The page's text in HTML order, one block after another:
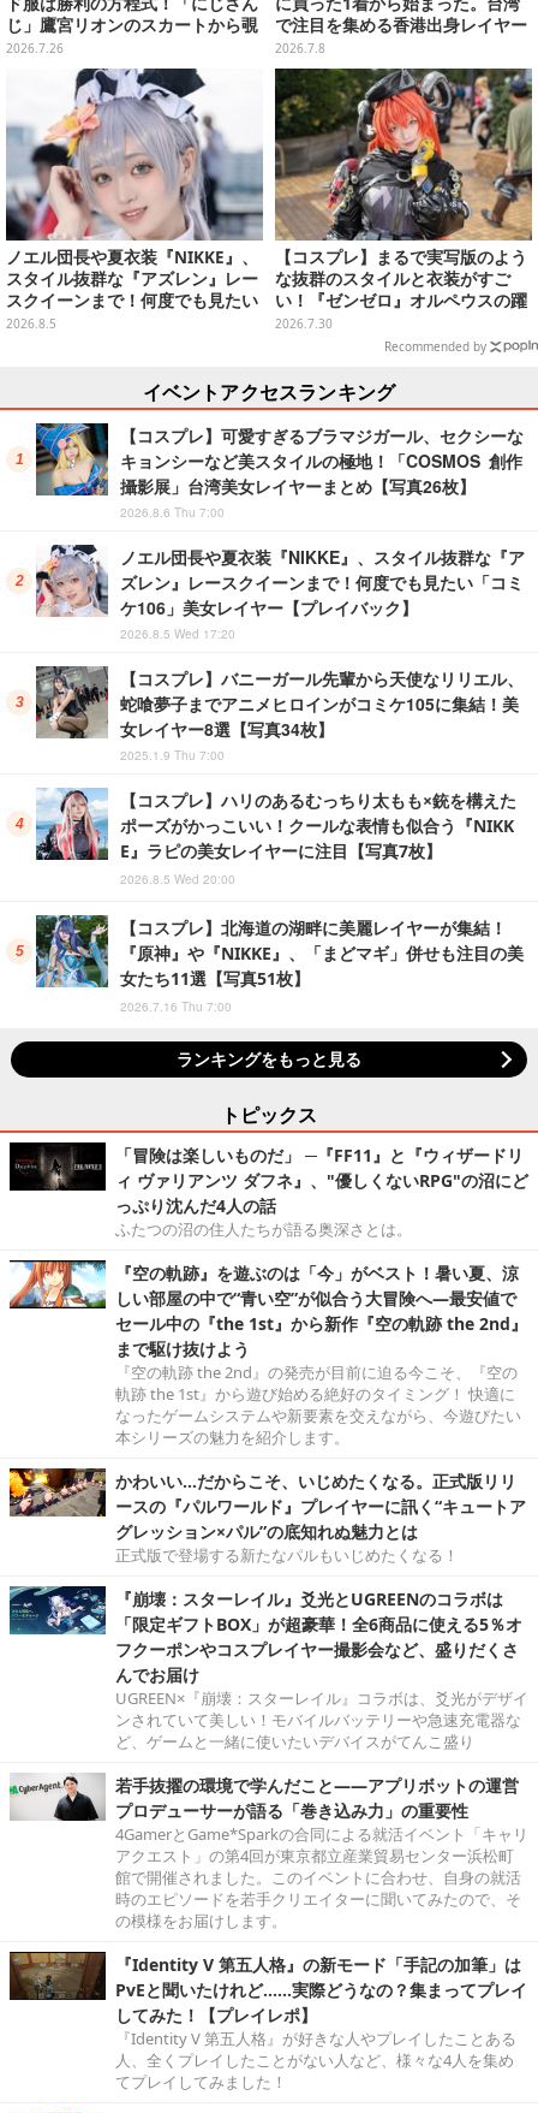
じ」鷹宮リオンのスカートから覗
く絶対領域が萌え度高し【写真9
2026.7.26
で注目を集める香港出身レイヤー
「小楠」の原点と今を聞いた【写
真32枚】
2026.7.8
ノエル団長や夏衣装『NIKKE』、
スタイル抜群な『アズレン』レー
スクイーンまで！何度でも見たい
「コミケ106」美女レイヤー【プ
2026.8.5
【コスプレ】まるで実写版のよう
な抜群のスタイルと衣装がすご
い！『ゼンゼロ』オルペウスの躍
動感溢れるポーズで魅せる美女レ
イヤー【写真8枚】
2026.7.30
Recommended by
イベントアクセスランキング
【コスプレ】可愛すぎるブラマジガール、セクシーな
キョンシーなど美スタイルの極地！「COSMOS 創作
攝影展」台湾美女レイヤーまとめ【写真26枚】
2026.8.6 Thu 7:00
ノエル団長や夏衣装『NIKKE』、スタイル抜群な『ア
ズレン』レースクイーンまで！何度でも見たい「コミ
ケ106」美女レイヤー【プレイバック】
2026.8.5 Wed 17:20
【コスプレ】バニーガール先輩から天使なリリエル、
蛇喰夢子までアニメヒロインがコミケ105に集結！美
女レイヤー8選【写真34枚】
2025.1.9 Thu 7:00
【コスプレ】ハリのあるむっちり太もも×銃を構えた
ポーズがかっこいい！クールな表情も似合う『NIKK
E』ラピの美女レイヤーに注目【写真7枚】
2026.8.5 Wed 20:00
【コスプレ】北海道の湖畔に美麗レイヤーが集結！
『原神』や『NIKKE』、「まどマギ」併せも注目の美
女たち11選【写真51枚】
2026.7.16 Thu 7:00
ランキングをもっと見る
トピックス
「冒険は楽しいものだ」 ─『FF11』と『ウィザードリ
ィ ヴァリアンツ ダフネ』、"優しくないRPG"の沼にど
っぷり沈んだ4人の話
ふたつの沼の住人たちが語る奥深さとは。
『空の軌跡』を遊ぶのは「今」がベスト！暑い夏、涼
しい部屋の中で“青い空”が似合う大冒険へ―最安値で
セール中の『the 1st』から新作『空の軌跡 the 2nd』
まで駆け抜けよう
『空の軌跡 the 2nd』の発売が目前に迫る今こそ、『空の
軌跡 the 1st』から遊び始める絶好のタイミング！ 快適に
なったゲームシステムや新要素を交えながら、今遊びたい
本シリーズの魅力を紹介します。
かわいい…だからこそ、いじめたくなる。正式版リリ
ースの『パルワールド』プレイヤーに訊く“キュートア
グレッション×パル”の底知れぬ魅力とは
正式版で登場する新たなパルもいじめたくなる！
『崩壊：スターレイル』爻光とUGREENのコラボは
「限定ギフトBOX」が超豪華！全6商品に使える5％オ
フクーポンやコスプレイヤー撮影会など、盛りだくさ
んでお届け
UGREEN×『崩壊：スターレイル』コラボは、爻光がデザイ
ンされていて美しい！モバイルバッテリーや急速充電器な
ど、ゲームと一緒に使いたいデバイスがてんこ盛り
若手抜擢の環境で学んだこと――アプリボットの運営
プロデューサーが語る「巻き込み力」の重要性
4GamerとGame*Sparkの合同による就活イベント「キャリ
アクエスト」の第4回が東京都立産業貿易センター浜松町
館で開催されました。このイベントに合わせ、自身の就活
時のエピソードを若手クリエイターに聞いてみたので、そ
の模様をお届けします。
『Identity V 第五人格』の新モード「手記の加筆」は
PvEと聞いたけれど……実際どうなの？集まってプレイ
してみた！【プレイレポ】
『Identity V 第五人格』が好きな人やプレイしたことある
人、全くプレイしたことがない人など、様々な4人を集め
てプレイしてみました！